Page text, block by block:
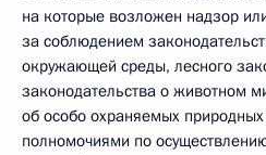
на которые возложен надзор
за соблюдением
окружающей среды, лесного
законодательства о животном
об особо охраняемых природных
полномочиями по